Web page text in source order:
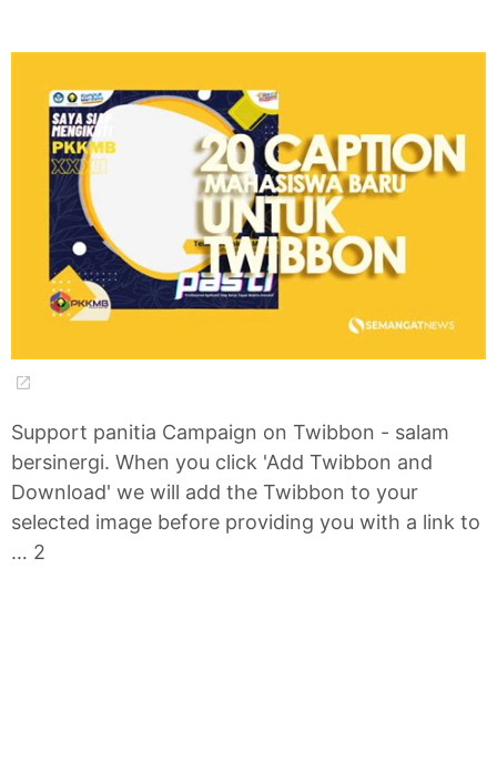
Support panitia Campaign on Twibbon - salam
bersinergi. When you click 'Add Twibbon and
Download' we will add the Twibbon to your
selected image before providing you with a link to
… 2